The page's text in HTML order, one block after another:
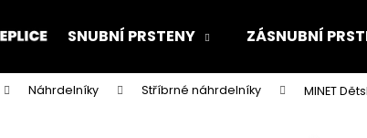
SNUBNÍ PRSTENY ZÁSNUBNÍ
Náhrdelníky Stříbrné náhrdelníky MINET
Co